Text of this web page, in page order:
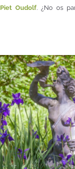
Piet Oudolf. ¿No os